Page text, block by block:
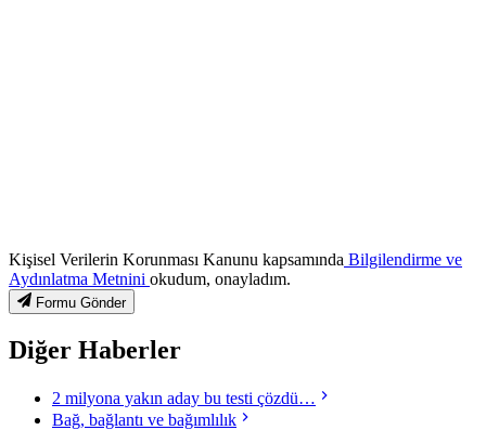
Kişisel Verilerin Korunması Kanunu kapsamında Bilgilendirme ve
Aydınlatma Metnini okudum, onayladım.
Formu Gönder
Diğer Haberler
2 milyona yakın aday bu testi çözdü…
Bağ, bağlantı ve bağımlılık